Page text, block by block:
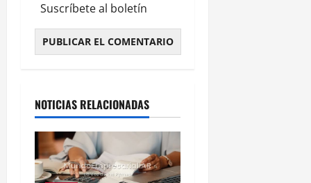
Suscríbete al boletín
NOTICIAS RELACIONADAS